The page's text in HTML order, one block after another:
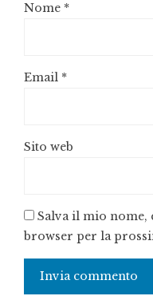
Nome *
Email *
Sito web
Salva il mio nome,
browser per la